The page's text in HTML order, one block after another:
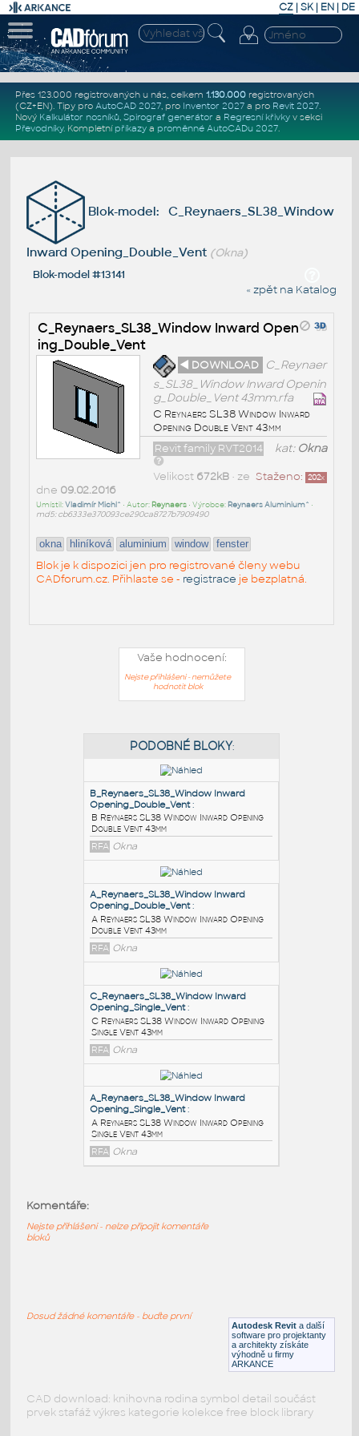
CZ | SK| EN | DE
Přes 123.000 registrovaných u nás, celkem 1.130.000registrovaných
(CZ+EN). Tipy pro AutoCAD 2027, pro Inventor 2027a pro Revit 2027.
Nový Kalkulátor nosníků, Spirograf generátor a Regresní křivkyv sekci
Převodníky. Kompletní příkazya proměnné AutoCADu 2027.
Blok-model: C_Reynaers_SL38_Window
Inward Opening_Double_Vent (Okna)
Blok-model #13141
« zpět na Katalog
C_Reynaers_SL38_Window Inward Open
ing_Double_Vent
◄ DOWNLOAD C_Reynaer
s_SL38_Window Inward Openin
g_Double_Vent 43mm.rfa
C Reynaers SL38 Window Inward
Opening Double Vent 43mm
kat: Okna
Revit family RVT2014
Staženo: 202x
Velikost 672kB• ze
dne 09.02.2016
Umístil:Vladimír Michl^ • Autor: Reynaers• Výrobce: Reynaers Aluminium^ •
md5: cb6333e370093ce290ca8727b7909490
okna hliníková aluminium window fenster
Blok je k dispozici jen pro registrované členy webu
CADforum.cz. Přihlaste se - registrace je bezplatná.
Vaše hodnocení:
Nejste přihlášeni - nemůžete
hodnotit blok
PODOBNÉ BLOKY
B_Reynaers_SL38_Window Inward
Opening_Double_Vent
B Reynaers SL38 Window Inward Opening
Double Vent 43mm
RFA Okna
A_Reynaers_SL38_Window Inward
Opening_Double_Vent:
A Reynaers SL38 Window Inward Opening
Double Vent 43mm
RFA Okna
Okna
A Reynaers SL38 Window Inward Opening
Autodesk Revit a další
software pro projektanty
a architekty získáte
výhodně u firmy
ARKANCE
Komentáře:
Nejste přihlášeni - nelze připojit komentáře
bloků
Dosud žádné komentáře - buďte první
CAD download: knihovna rodina symbol detail součást
prvek stafáž výkres kategorie kolekce free block library